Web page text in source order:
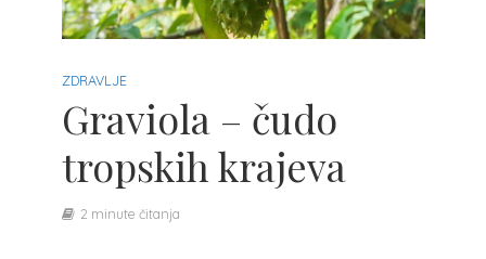
ZDRAVLJE
Graviola – čudo
tropskih krajeva
2 minute čitanja